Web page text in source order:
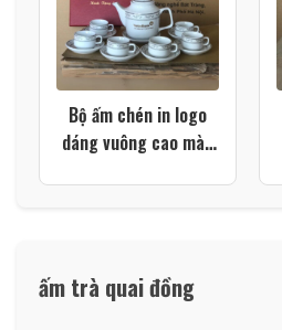
Bộ ấm chén in logo
dáng vuông cao màu
ấm trà quai đồng